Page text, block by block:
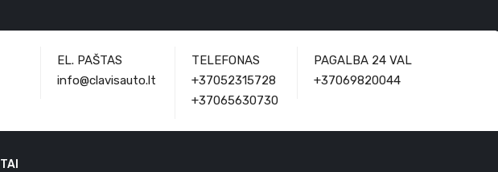
EL. PAŠTAS
info@clavisauto.lt
TELEFONAS
+37052315728
+37065630730
PAGALBA 24 VAL
+37069820044